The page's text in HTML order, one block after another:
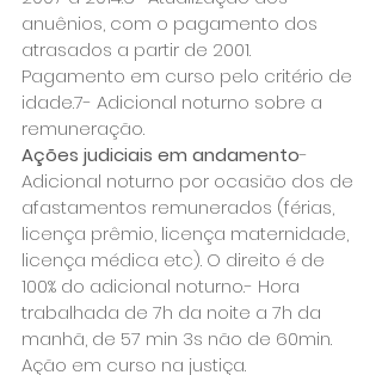
anuênios, com o pagamento dos
atrasados a partir de 2001.
Pagamento em curso pelo critério de
idade.7- Adicional noturno sobre a
remuneração.
Ações judiciais em andamento-
Adicional noturno por ocasião dos de
afastamentos remunerados (férias,
licença prêmio, licença maternidade,
licença médica etc). O direito é de
100% do adicional noturno.- Hora
trabalhada de 7h da noite a 7h da
manhã, de 57 min 3s não de 60min.
Ação em curso na justiça.